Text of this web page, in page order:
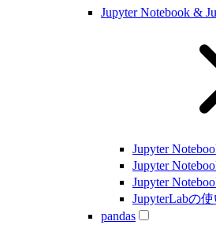
Jupyter Notebook &
Jupyter
Jupyter
Jupyter
JupyterLabの
pandas